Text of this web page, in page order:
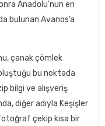
Anadolu'nun en
bulunan Avanos’a
çanak çömlek
oluştuğu bu noktada
bilgi ve alışveriş
diğer adıyla Keşişler
çekip kısa bir